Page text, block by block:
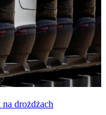
drożdżach